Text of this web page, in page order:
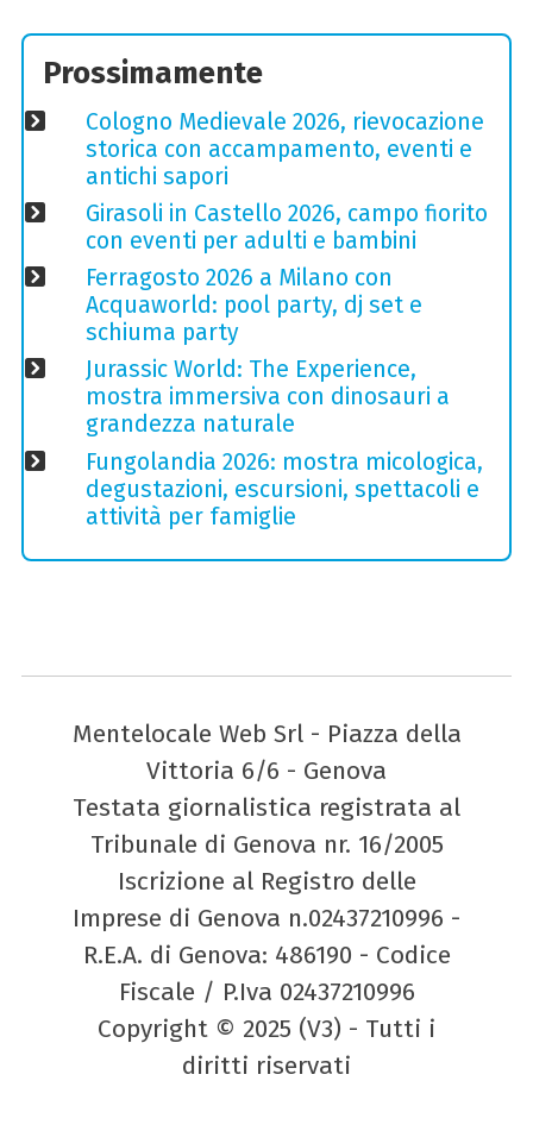
Prossimamente
Cologno Medievale 2026, rievocazione
storica con accampamento, eventi e
antichi sapori
Girasoli in Castello 2026, campo fiorito
con eventi per adulti e bambini
Ferragosto 2026 a Milano con
Acquaworld: pool party, dj set e
schiuma party
Jurassic World: The Experience,
mostra immersiva con dinosauri a
grandezza naturale
Fungolandia 2026: mostra micologica,
degustazioni, escursioni, spettacoli e
attività per famiglie
Mentelocale Web Srl - Piazza della
Vittoria 6/6 - Genova
Testata giornalistica registrata al
Tribunale di Genova nr. 16/2005
Iscrizione al Registro delle
Imprese di Genova n.02437210996 -
R.E.A. di Genova: 486190 - Codice
Fiscale / P.Iva 02437210996
Copyright © 2025 (V3) - Tutti i
diritti riservati